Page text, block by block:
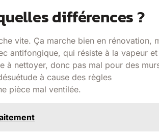
différences ?
vite. Ça marche bien en rénovation,
antifongique, qui résiste à la vapeur
à nettoyer, donc pas mal pour des
à cause des règles
pièce mal ventilée.